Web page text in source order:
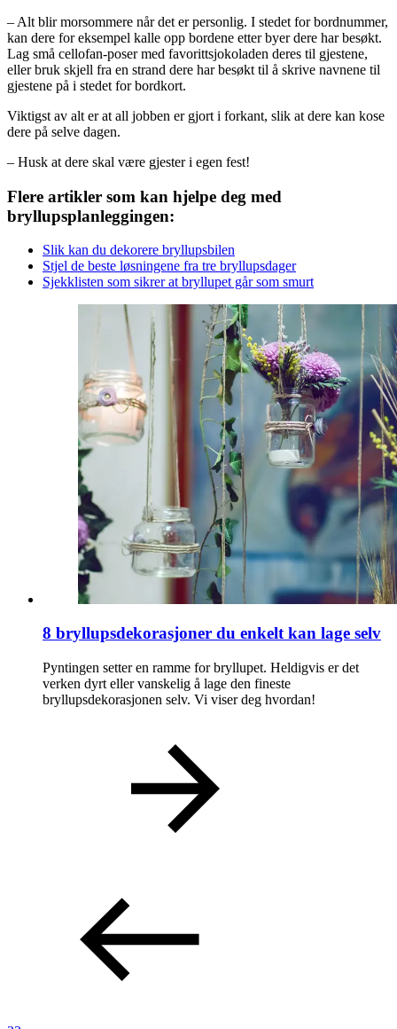
– Alt blir morsommere når det er personlig. I stedet for bordnummer,
kan dere for eksempel kalle opp bordene etter byer dere har besøkt.
Lag små cellofan-poser med favorittsjokoladen deres til gjestene,
eller bruk skjell fra en strand dere har besøkt til å skrive navnene til
gjestene på i stedet for bordkort.
Viktigst av alt er at all jobben er gjort i forkant, slik at dere kan kose
dere på selve dagen.
– Husk at dere skal være gjester i egen fest!
Flere artikler som kan hjelpe deg med
bryllupsplanleggingen:
Slik kan du dekorere bryllupsbilen
Stjel de beste løsningene fra tre bryllupsdager
Sjekklisten som sikrer at bryllupet går som smurt
8 bryllupsdekorasjoner du enkelt kan lage selv
Pyntingen setter en ramme for bryllupet. Heldigvis er det
verken dyrt eller vanskelig å lage den fineste
bryllupsdekorasjonen selv. Vi viser deg hvordan!